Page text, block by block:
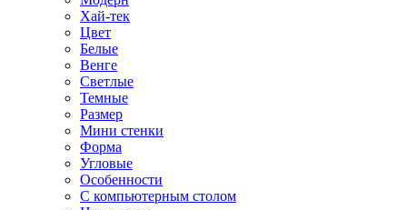
Хай-тек
Цвет
Белые
Венге
Светлые
Темные
Размер
Мини стенки
Форма
Угловые
Особенности
С компьютерным столом